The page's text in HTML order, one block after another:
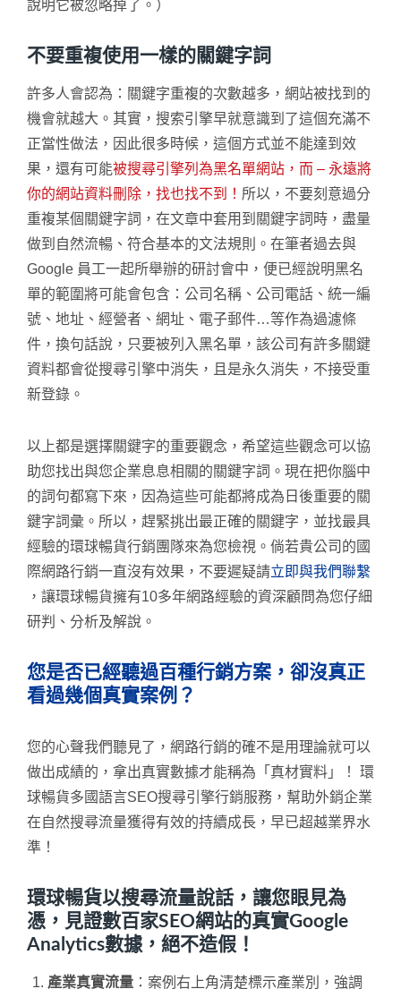
說明它被忽略掉了。）
不要重複使用一樣的關鍵字詞
許多人會認為：關鍵字重複的次數越多，網站被找到的
機會就越大。其實，搜索引擎早就意識到了這個充滿不
正當性做法，因此很多時候，這個方式並不能達到效
果，還有可能被搜尋引擎列為黑名單網站，而 – 永遠將
你的網站資料刪除，找也找不到！ 所以，不要刻意過分
重複某個關鍵字詞，在文章中套用到關鍵字詞時，盡量
做到自然流暢、符合基本的文法規則。在筆者過去與
Google 員工一起所舉辦的研討會中，便已經說明黑名
單的範圍將可能會包含：公司名稱、公司電話、統一編
號、地址、經營者、網址、電子郵件…等作為過濾條
件，換句話說，只要被列入黑名單，該公司有許多關鍵
資料都會從搜尋引擎中消失，且是永久消失，不接受重
新登錄。
以上都是選擇關鍵字的重要觀念，希望這些觀念可以協
助您找出與您企業息息相關的關鍵字詞。現在把你腦中
的詞句都寫下來，因為這些可能都將成為日後重要的關
鍵字詞彙。所以，趕緊挑出最正確的關鍵字，並找最具
經驗的環球暢貨行銷團隊來為您檢視。倘若貴公司的國
際網路行銷一直沒有效果，不要遲疑請立即與我們聯繫
，讓環球暢貨擁有10多年網路經驗的資深顧問為您仔細
研判、分析及解說。
您是否已經聽過百種行銷方案，卻沒真正
看過幾個真實案例？
您的心聲我們聽見了，網路行銷的確不是用理論就可以
做出成績的，拿出真實數據才能稱為「真材實料」！ 環
球暢貨多國語言SEO搜尋引擎行銷服務，幫助外銷企業
在自然搜尋流量獲得有效的持續成長，早已超越業界水
準！
環球暢貨以搜尋流量說話，讓您眼見為
憑，見證數百家SEO網站的真實Google
Analytics數據，絕不造假！
產業真實流量 ：案例右上角清楚標示產業別，強調